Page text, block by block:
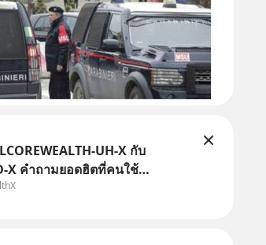
UH-X กับ
X คำถามยอดฮิตที่คนใช้
มเข้ามา